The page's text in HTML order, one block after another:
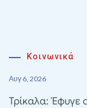
Κοινωνικά
Αυγ 6, 2026
Τρίκαλα: Έφυγε